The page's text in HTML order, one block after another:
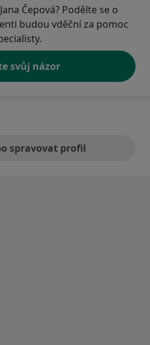
Čepová? Podělte se o
budou vděční za pomoc
svůj názor
spravovat profil